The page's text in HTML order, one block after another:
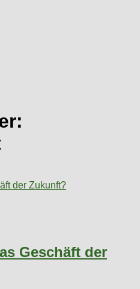
Geschäft der